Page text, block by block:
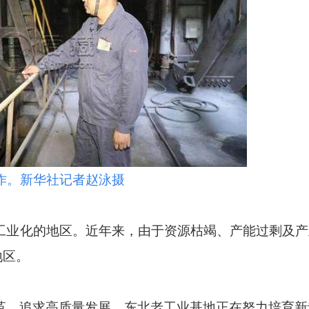
新华社记者赵泳摄
的地区。近年来，由于资源枯竭、产能过剩及
。